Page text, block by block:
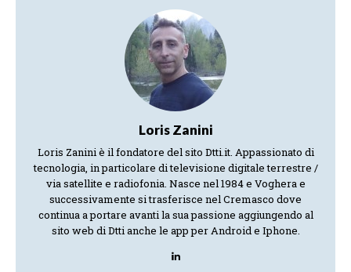
Loris Zanini
Loris Zanini è il fondatore del sito Dtti.it. Appassionato di
tecnologia, in particolare di televisione digitale terrestre /
via satellite e radiofonia. Nasce nel 1984 e Voghera e
successivamente si trasferisce nel Cremasco dove
continua a portare avanti la sua passione aggiungendo al
sito web di Dtti anche le app per Android e Iphone.